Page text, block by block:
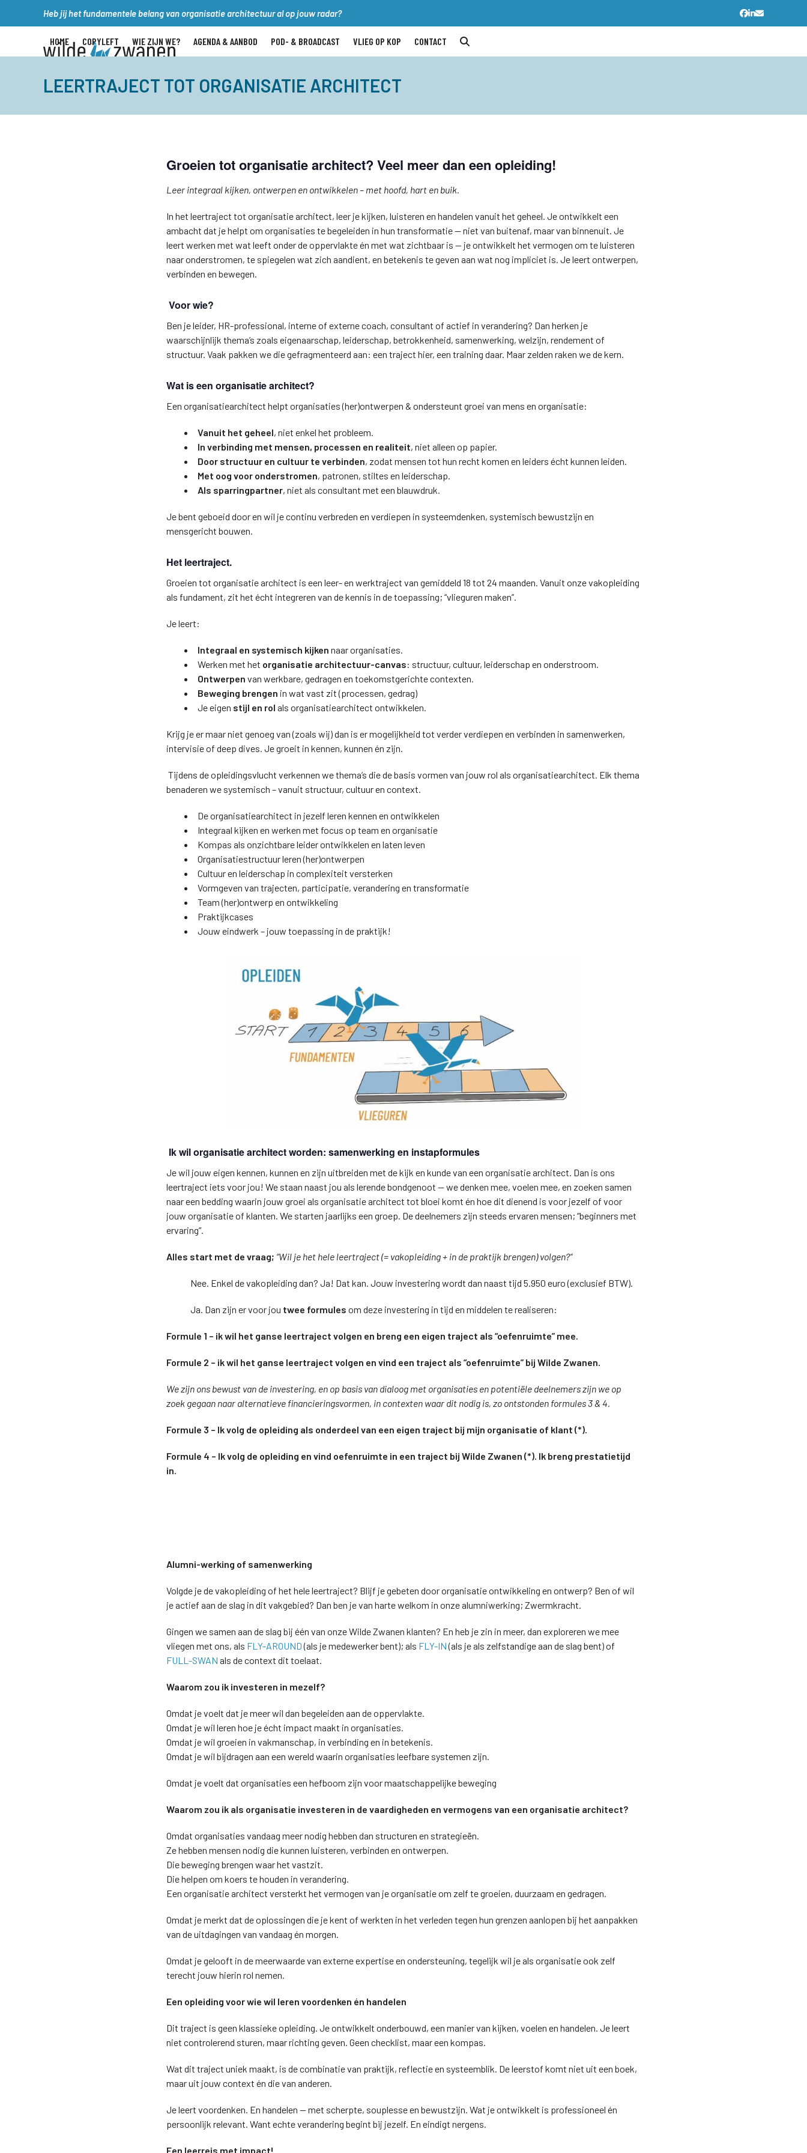
Heb jij het fundamentele belang van organisatie architectuur al op jouw radar? Facebook
LinkedIn
E-
mail
HOME COPYLEFT WIE ZIJN WE? AGENDA & AANBOD POD- & BROADCAST VLIEG OP KOP CONTACT
LEERTRAJECT TOT ORGANISATIE ARCHITECT
Groeien tot organisatie architect? Veel meer dan een opleiding!
Leer integraal kijken, ontwerpen en ontwikkelen – met hoofd, hart en buik.
In het leertraject tot organisatie architect, leer je kijken, luisteren en handelen vanuit het geheel. Je ontwikkelt een
ambacht dat je helpt om organisaties te begeleiden in hun transformatie — niet van buitenaf, maar van binnenuit. Je
leert werken met wat leeft onder de oppervlakte én met wat zichtbaar is — je ontwikkelt het vermogen om te luisteren
naar onderstromen, te spiegelen wat zich aandient, en betekenis te geven aan wat nog impliciet is. Je leert ontwerpen,
verbinden en bewegen.
Voor wie?
Ben je leider, HR-professional, interne of externe coach, consultant of actief in verandering? Dan herken je
waarschijnlijk thema’s zoals eigenaarschap, leiderschap, betrokkenheid, samenwerking, welzijn, rendement of
structuur. Vaak pakken we die gefragmenteerd aan: een traject hier, een training daar. Maar zelden raken we de kern.
Wat is een organisatie architect?
Een organisatiearchitect helpt organisaties (her)ontwerpen & ondersteunt groei van mens en organisatie:
Vanuit het geheel, niet enkel het probleem.
In verbinding met mensen, processen en realiteit, niet alleen op papier.
Door structuur en cultuur te verbinden, zodat mensen tot hun recht komen en leiders écht kunnen leiden.
Met oog voor onderstromen, patronen, stiltes en leiderschap.
Als sparringpartner, niet als consultant met een blauwdruk.
Je bent geboeid door en wil je continu verbreden en verdiepen in systeemdenken, systemisch bewustzijn en
mensgericht bouwen.
Het leertraject.
Groeien tot organisatie architect is een leer- en werktraject van gemiddeld 18 tot 24 maanden. Vanuit onze vakopleiding
als fundament, zit het écht integreren van de kennis in de toepassing; “vlieguren maken”.
Je leert:
Integraal en systemisch kijken naar organisaties.
Werken met het organisatie architectuur-canvas: structuur, cultuur, leiderschap en onderstroom.
Ontwerpen van werkbare, gedragen en toekomstgerichte contexten.
Beweging brengen in wat vast zit (processen, gedrag)
Je eigen stijl en rol als organisatiearchitect ontwikkelen.
Krijg je er maar niet genoeg van (zoals wij) dan is er mogelijkheid tot verder verdiepen en verbinden in samenwerken,
intervisie of deep dives. Je groeit in kennen, kunnen én zijn.
Tijdens de opleidingsvlucht verkennen we thema’s die de basis vormen van jouw rol als organisatiearchitect. Elk thema
benaderen we systemisch – vanuit structuur, cultuur en context.
De organisatiearchitect in jezelf leren kennen en ontwikkelen
Integraal kijken en werken met focus op team en organisatie
Kompas als onzichtbare leider ontwikkelen en laten leven
Organisatiestructuur leren (her)ontwerpen
Cultuur en leiderschap in complexiteit versterken
Vormgeven van trajecten, participatie, verandering en transformatie
Team (her)ontwerp en ontwikkeling
Praktijkcases
Jouw eindwerk – jouw toepassing in de praktijk!
Ik wil organisatie architect worden: samenwerking en instapformules
Je wil jouw eigen kennen, kunnen en zijn uitbreiden met de kijk en kunde van een organisatie architect. Dan is ons
leertraject iets voor jou! We staan naast jou als lerende bondgenoot — we denken mee, voelen mee, en zoeken samen
naar een bedding waarin jouw groei als organisatie architect tot bloei komt én hoe dit dienend is voor jezelf of voor
jouw organisatie of klanten. We starten jaarlijks een groep. De deelnemers zijn steeds ervaren mensen; “beginners met
ervaring”.
Alles start met de vraag; “Wil je het hele leertraject (= vakopleiding + in de praktijk brengen) volgen?“
Nee. Enkel de vakopleiding dan? Ja! Dat kan. Jouw investering wordt dan naast tijd 5.950 euro (exclusief BTW).
Ja. Dan zijn er voor jou twee formules om deze investering in tijd en middelen te realiseren:
Formule 1 – ik wil het ganse leertraject volgen en breng een eigen traject als “oefenruimte” mee.
Formule 2 – ik wil het ganse leertraject volgen en vind een traject als “oefenruimte” bij Wilde Zwanen.
We zijn ons bewust van de investering, en op basis van dialoog met organisaties en potentiële deelnemers zijn we op
zoek gegaan naar alternatieve financieringsvormen, in contexten waar dit nodig is, zo ontstonden formules 3 & 4.
Formule 3 – Ik volg de opleiding als onderdeel van een eigen traject bij mijn organisatie of klant (*).
Formule 4 – Ik volg de opleiding en vind oefenruimte in een traject bij Wilde Zwanen (*). Ik breng prestatietijd
in.
Alumni-werking of samenwerking
Volgde je de vakopleiding of het hele leertraject? Blijf je gebeten door organisatie ontwikkeling en ontwerp? Ben of wil
je actief aan de slag in dit vakgebied? Dan ben je van harte welkom in onze alumniwerking; Zwermkracht.
Gingen we samen aan de slag bij één van onze Wilde Zwanen klanten? En heb je zin in meer, dan exploreren we mee
vliegen met ons, als FLY-AROUND(als je medewerker bent); als FLY-IN(als je als zelfstandige aan de slag bent) of
FULL-SWAN als de context dit toelaat.
Waarom zou ik investeren in mezelf?
Omdat je voelt dat je meer wil dan begeleiden aan de oppervlakte.
Omdat je wil leren hoe je écht impact maakt in organisaties.
Omdat je wil groeien in vakmanschap, in verbinding en in betekenis.
Omdat je wil bijdragen aan een wereld waarin organisaties leefbare systemen zijn.
Omdat je voelt dat organisaties een hefboom zijn voor maatschappelijke beweging
Waarom zou ik als organisatie investeren in de vaardigheden en vermogens van een organisatie architect?
Omdat organisaties vandaag meer nodig hebben dan structuren en strategieën.
Ze hebben mensen nodig die kunnen luisteren, verbinden en ontwerpen.
Die beweging brengen waar het vastzit.
Die helpen om koers te houden in verandering.
Een organisatie architect versterkt het vermogen van je organisatie om zelf te groeien, duurzaam en gedragen.
Omdat je merkt dat de oplossingen die je kent of werkten in het verleden tegen hun grenzen aanlopen bij het aanpakken
van de uitdagingen van vandaag én morgen.
Omdat je gelooft in de meerwaarde van externe expertise en ondersteuning, tegelijk wil je als organisatie ook zelf
terecht jouw hierin rol nemen.
Een opleiding voor wie wil leren voordenken én handelen
Dit traject is geen klassieke opleiding. Je ontwikkelt onderbouwd, een manier van kijken, voelen en handelen. Je leert
niet controlerend sturen, maar richting geven. Geen checklist, maar een kompas.
Wat dit traject uniek maakt, is de combinatie van praktijk, reflectie en systeemblik. De leerstof komt niet uit een boek,
maar uit jouw context én die van anderen.
Je leert voordenken. En handelen — met scherpte, souplesse en bewustzijn. Wat je ontwikkelt is professioneel én
persoonlijk relevant. Want echte verandering begint bij jezelf. En eindigt nergens.
Een leerreis met impact!